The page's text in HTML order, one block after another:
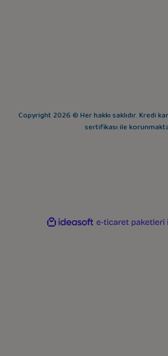
Copyright 2026 © Her hakkı saklıdır. Kredi
sertifikası ile
ideasoft
e-